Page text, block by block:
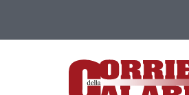
Lamezia Terme (CZ)
responsabile Paola Militano |Privacy